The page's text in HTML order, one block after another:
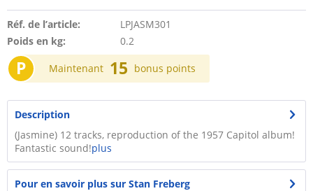
Réf. de l’article:
LPJASM301
Poids en kg:
0.2
P Maintenant 15 bonus points
Description
(Jasmine) 12 tracks, reproduction of the 1957 Capitol album!
Fantastic sound!plus
Pour en savoir plus sur Stan Freberg